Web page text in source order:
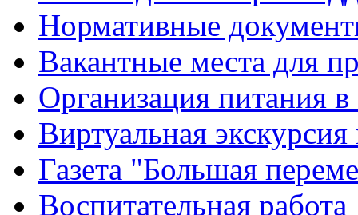
Нормативные
Вакантные места для
Организация питания в
Виртуальная
Газета "Большая
Воспитательная работа